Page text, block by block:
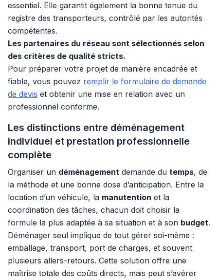
essentiel. Elle garantit également la bonne tenue du
registre des transporteurs, contrôlé par les autorités
compétentes.
Les partenaires du réseau sont sélectionnés selon
des critères de qualité stricts.
Pour préparer votre projet de manière encadrée et
fiable, vous pouvez remplir le formulaire de demande
de devis et obtenir une mise en relation avec un
professionnel conforme.
Les distinctions entre déménagement
individuel et prestation professionnelle
complète
Organiser un déménagement demande du temps, de
la méthode et une bonne dose d’anticipation. Entre la
location d’un véhicule, la manutention et la
coordination des tâches, chacun doit choisir la
formule la plus adaptée à sa situation et à son budget.
Déménager seul implique de tout gérer soi-même :
emballage, transport, port de charges, et souvent
plusieurs allers-retours. Cette solution offre une
maîtrise totale des coûts directs, mais peut s’avérer